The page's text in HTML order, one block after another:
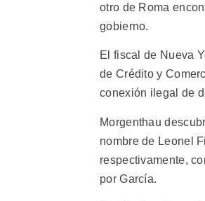
otro de Roma
gobierno.
El fiscal de Nueva
de Crédito y
conexión ilegal de
Morgenthau
nombre de Leonel
respectivamente,
por García.